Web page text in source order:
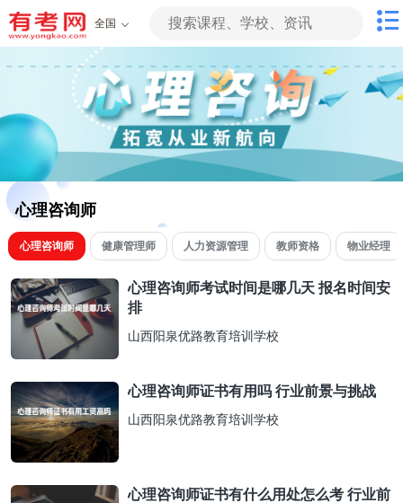
全国
心理咨询师
心理咨询师 健康管理师 人力资源管理 教师资格 物业经理
心理咨询师考试时间是哪几天 报名时间安
排
山西阳泉优路教育培训学校
心理咨询师证书有用吗 行业前景与挑战
山西阳泉优路教育培训学校
心理咨询师证书有什么用处怎么考 行业前